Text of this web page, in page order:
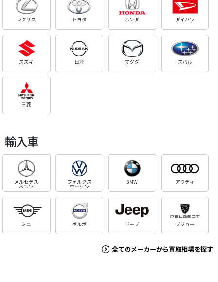
レクサス トヨタ ホンダ ダイハツ
スズキ 日産 マツダ スバル
三菱
輸入車
メルセデス
ベンツ
フォルクス
ワーゲン
BMW アウディ
ミニ ボルボ ジープ プジョー
全てのメーカーから買取相場を探す